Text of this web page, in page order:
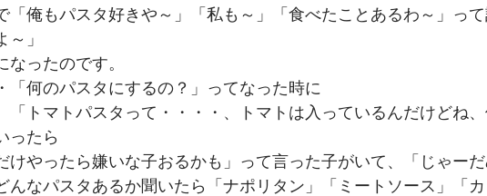
「俺もパスタ好きや～」「私も～」「食べたことあるわ～」っ
～」
なったのです。
「何のパスタにするの？」ってなった時に
「トマトパスタって・・・・、トマトは入っているんだけどね
ったら
けやったら嫌いな子おるかも」って言った子がいて、「じゃー
んなパスタあるか聞いたら「ナポリタン」「ミートソース」「